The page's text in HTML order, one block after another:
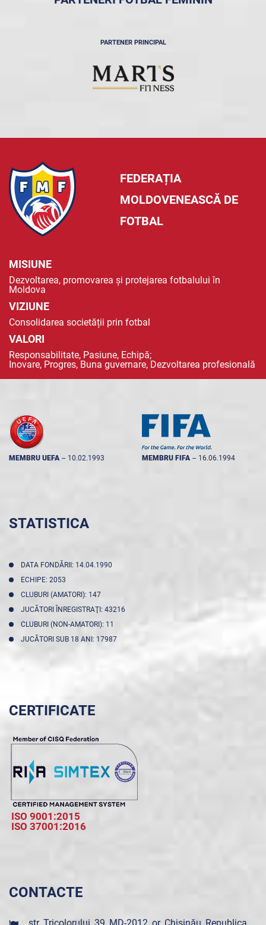
PARTENER PRINCIPAL
FEDERAȚIA
MOLDOVENEASCĂ DE
FOTBAL
MISIUNE
Dezvoltarea, promovarea și protejarea fotbalului în
Moldova
VIZIUNE
Consolidarea societății prin fotbal
VALORI
Responsabilitate, Pasiune, Echipă;
Inovare, Progres, Buna guvernare, Dezvoltarea profesională
MEMBRU UEFA -- 10.02.1993 MEMBRU FIFA -- 16.06.1994
STATISTICA
DATA FONDĂRII: 14.04.1990
ECHIPE: 2053
CLUBURI (AMATORI): 147
JUCĂTORI ÎNREGISTRAŢI: 43216
CLUBURI (NON-AMATORI): 11
JUCĂTORI SUB 18 ANI: 17987
CERTIFICATE
ISO 9001:2015
ISO 37001:2016
CONTACTE
str. Tricolorului, 39, MD-2012, or. Chișinău, Republica